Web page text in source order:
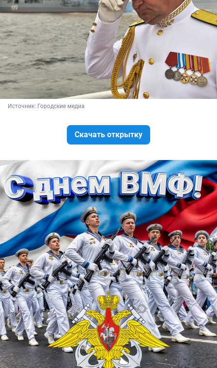
Источник: Городские медиа
Скачать открытку